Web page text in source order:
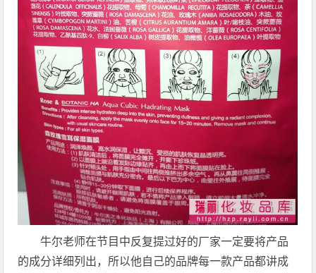
牛尔老师在节目中反复提过好的厂家一定要将产品
的成分详细列出，所以他自己的品牌每一款产品都讲成